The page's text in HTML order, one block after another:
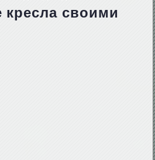
кресла своими